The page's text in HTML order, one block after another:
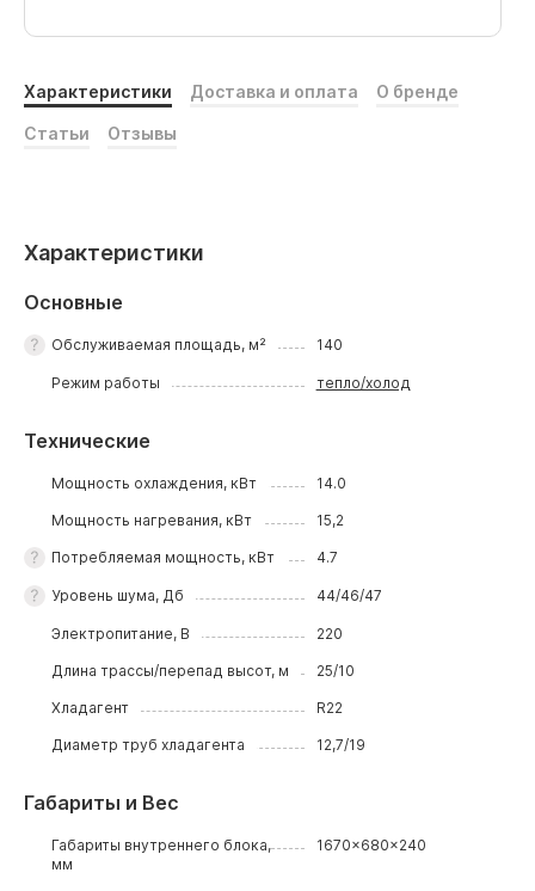
Характеристики Доставка и оплата О бренде
Статьи Отзывы
Характеристики
Основные
Обслуживаемая площадь, м² 140
Режим работы тепло/холод
Технические
Мощность охлаждения, кВт 14.0
Мощность нагревания, кВт 15,2
Потребляемая мощность, кВт 4.7
Уровень шума, Дб 44/46/47
Электропитание, В 220
Длина трассы/перепад высот, м 25/10
Хладагент R22
Диаметр труб хладагента 12,7/19
Габариты и Вес
Габариты внутреннего блока,
мм
1670x680x240